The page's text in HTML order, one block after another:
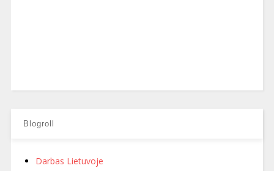
Blogroll
Darbas Lietuvoje